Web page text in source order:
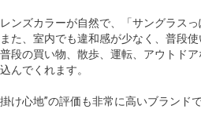
レンズカラーが自然で、「サングラスっ
また、室内でも違和感が少なく、普段使
普段の買い物、散歩、運転、アウトド
込んでくれます。
掛け心地”の評価も非常に高いブランド